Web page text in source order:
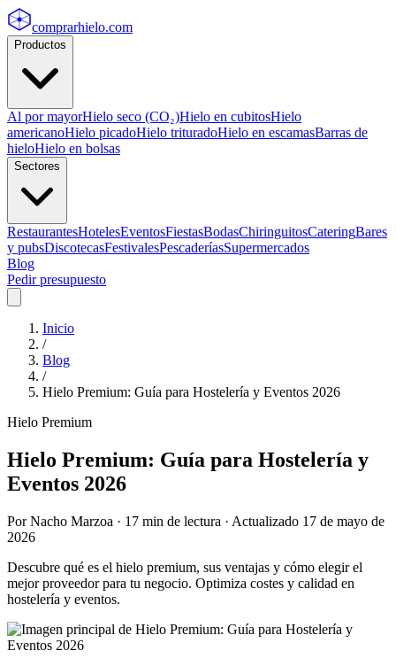
comprarhielo.com
Productos
Al por mayorHielo seco (CO₂)Hielo en cubitosHielo
americanoHielo picadoHielo trituradoHielo en escamasBarras de
hieloHielo en bolsas
Sectores
RestaurantesHotelesEventosFiestasBodasChiringuitosCateringBares
y pubsDiscotecasFestivalesPescaderíasSupermercados
Blog
Pedir presupuesto
Inicio
/
Blog
/
Hielo Premium: Guía para Hostelería y Eventos 2026
Hielo Premium
Hielo Premium: Guía para Hostelería y
Eventos 2026
PorNacho Marzoa · 17 min de lectura · Actualizado 17 de mayo de
2026
Descubre qué es el hielo premium, sus ventajas y cómo elegir el
mejor proveedor para tu negocio. Optimiza costes y calidad en
hostelería y eventos.